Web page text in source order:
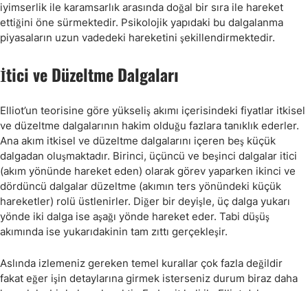
iyimserlik ile karamsarlık arasında doğal bir sıra ile hareket
ettiğini öne sürmektedir. Psikolojik yapıdaki bu dalgalanma
piyasaların uzun vadedeki hareketini şekillendirmektedir.
İtici ve Düzeltme Dalgaları
Elliot’un teorisine göre yükseliş akımı içerisindeki fiyatlar itkisel
ve düzeltme dalgalarının hakim olduğu fazlara tanıklık ederler.
Ana akım itkisel ve düzeltme dalgalarını içeren beş küçük
dalgadan oluşmaktadır. Birinci, üçüncü ve beşinci dalgalar itici
(akım yönünde hareket eden) olarak görev yaparken ikinci ve
dördüncü dalgalar düzeltme (akımın ters yönündeki küçük
hareketler) rolü üstlenirler. Diğer bir deyişle, üç dalga yukarı
yönde iki dalga ise aşağı yönde hareket eder. Tabi düşüş
akımında ise yukarıdakinin tam zıttı gerçekleşir.
Aslında izlemeniz gereken temel kurallar çok fazla değildir
fakat eğer işin detaylarına girmek isterseniz durum biraz daha